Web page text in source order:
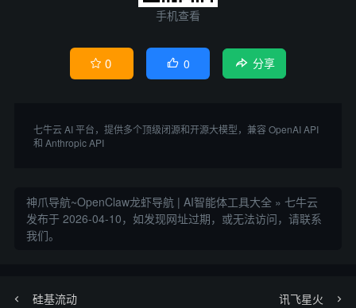
手机查看
 0  0 分享
七牛云 AI 平台，提供多个顶级闭源和开源大模型，兼容 OpenAI API
和 Anthropic API
神爪导航~OpenClaw龙虾导航 | AI智能体工具大全 » 七牛云
发布于 2026-04-10，如发现网址过期，或无法访问，请联系
我们。
硅基流动 讯飞星火